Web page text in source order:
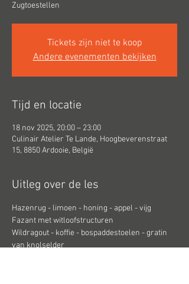
Zugtoestellen
Tickets zijn niet te koop
Andere evenementen bekijken
Tijd en locatie
18 nov 2025, 20:00 – 23:00
Culinair Atelier Te Lande, Hoogbeverenstraat
15, 8850 Ardooie, België
Uitleg over de les
Hazenrug - limoen - honing - appel - vijg
Fazant met witloofstructuren
Wildragout - koffie - bospaddestoelen - gratin
van knolselder